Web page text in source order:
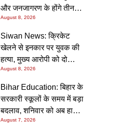
और जनजागरण के होंगे तीन
बड़े आयोजन
August 8, 2026
Siwan News: क्रिकेट
खेलने से इनकार पर युवक की
हत्या, मुख्य आरोपी को दो
धाराओं में उम्रकैद
August 8, 2026
Bihar Education: बिहार के
सरकारी स्कूलों के समय में बड़ा
बदलाव, शनिवार को अब हाफ
August 7, 2026